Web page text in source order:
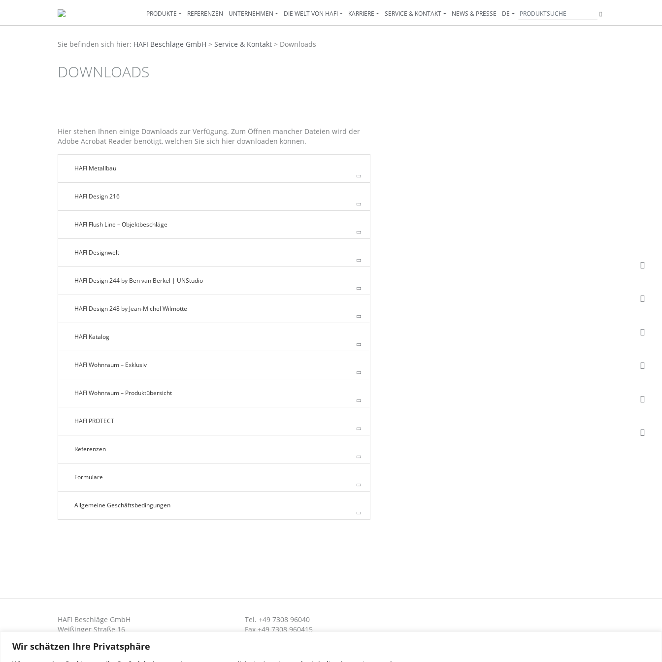
Wir schätzen Ihre Privatsphäre
PRODUKTE REFERENZEN UNTERNEHMEN DIE WELT VON HAFI KARRIERE SERVICE & KONTAKT NEWS & PRESSE DE
Sie befinden sich hier: HAFI Beschläge GmbH > Service & Kontakt > Downloads
DOWNLOADS
Hier stehen Ihnen einige Downloads zur Verfügung. Zum Öffnen mancher Dateien wird der
Adobe Acrobat Reader benötigt, welchen Sie sich hier downloaden können.
HAFI Metallbau
HAFI Design 216
HAFI Flush Line – Objektbeschläge
HAFI Designwelt
HAFI Design 244 by Ben van Berkel | UNStudio
HAFI Design 248 by Jean-Michel Wilmotte
HAFI Katalog
HAFI Wohnraum – Exklusiv
HAFI Wohnraum – Produktübersicht
HAFI PROTECT
Referenzen
Formulare
Allgemeine Geschäftsbedingungen
HAFI Beschläge GmbH
Weißinger Straße 16
Tel. +49 7308 96040
Fax +49 7308 960415